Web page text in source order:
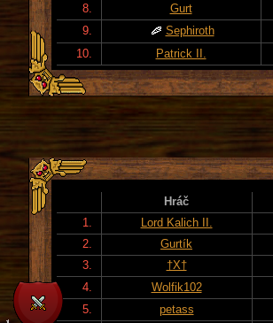
8.
Gurt
9.
Sephiroth
10.
Patrick II.
Hráč
1.
Lord Kalich II.
2.
Gurtík
3.
†X†
4.
Wolfik102
5.
petass